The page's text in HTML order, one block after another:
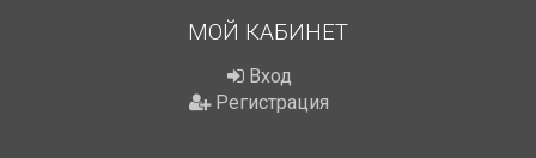
МОЙ КАБИНЕТ
Вход
Регистрация